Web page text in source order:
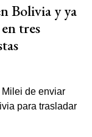
Bolivia y ya
tres